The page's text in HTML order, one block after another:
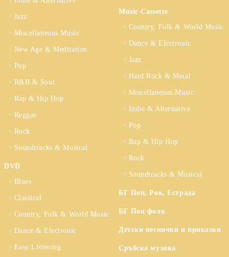
Jazz
Miscellaneous Music
New Age & Meditation
Pop
R&B & Soul
Rap & Hip Hop
Reggae
Rock
Soundtracks & Musical
DVD
Blues
Classical
Country, Folk & World Music
Dance & Electronic
Easy Listening
Music Cassette
Country, Folk & World Music
Dance & Electronic
Jazz
Hard Rock & Metal
Miscellaneous Music
Indie & Alternative
Pop
Rap & Hip Hop
Rock
Soundtracks & Musical
БГ Поп, Рок, Естрада
БГ Поп фолк
Детски песнички и приказки
Сръбска музика